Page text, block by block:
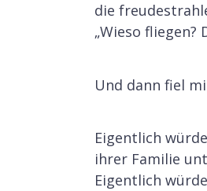
die
„Wieso fliegen?
Und dann fiel
Eigentlich
ihrer Familie
Eigentlich